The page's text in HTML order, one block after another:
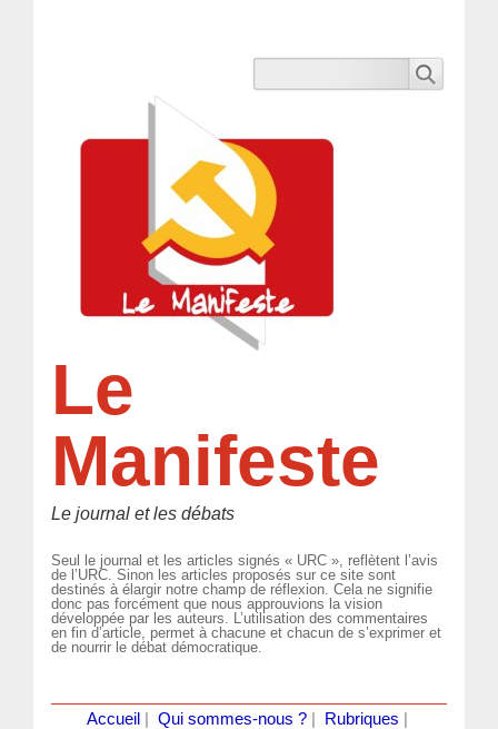
Le
Manifeste
Le journal et les débats
Seul le journal et les articles signés « URC », reflètent l’avis
de l’URC. Sinon les articles proposés sur ce site sont
destinés à élargir notre champ de réflexion. Cela ne signifie
donc pas forcément que nous approuvions la vision
développée par les auteurs. L’utilisation des commentaires
en fin d’article, permet à chacune et chacun de s’exprimer et
de nourrir le débat démocratique.
Accueil Qui sommes-nous ?| Rubriques